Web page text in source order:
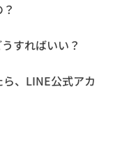
すればいい？
、LINE公式アカ